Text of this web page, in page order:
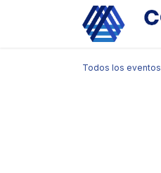
Todos los eventos